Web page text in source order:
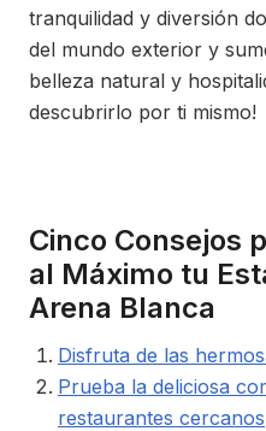
tranquilidad y diversión
del mundo exterior y
belleza natural y
descubrirlo por ti mismo!
Cinco Consejos
al Máximo tu
Arena Blanca
Disfruta de las
Prueba la deliciosa
restaurantes cercanos